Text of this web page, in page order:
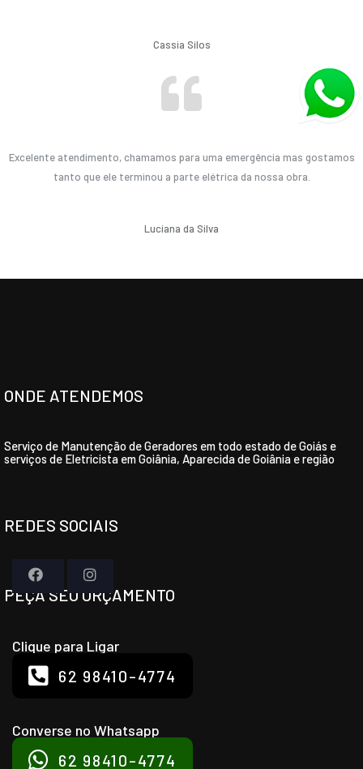
Cassia Silos
Excelente atendimento, chamamos para uma emergência mas gostamos
tanto que ele terminou a parte elétrica da nossa obra.
Luciana da Silva
ONDE ATENDEMOS
Serviço de Manutenção de Geradores em todo estado de Goiás e
serviços de Eletricista em Goiânia, Aparecida de Goiânia e região
REDES SOCIAIS
PEÇA SEU ORÇAMENTO
Clique para Ligar
62 98410-4774
Converse no Whatsapp
62 98410-4774